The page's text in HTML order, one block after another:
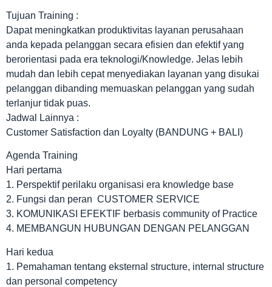
Tujuan Training :
Dapat meningkatkan produktivitas layanan perusahaan
anda kepada pelanggan secara efisien dan efektif yang
berorientasi pada era teknologi/Knowledge. Jelas lebih
mudah dan lebih cepat menyediakan layanan yang disukai
pelanggan dibanding memuaskan pelanggan yang sudah
terlanjur tidak puas.
Jadwal Lainnya :
Customer Satisfaction dan Loyalty (BANDUNG + BALI)
Agenda Training
Hari pertama
1. Perspektif perilaku organisasi era knowledge base
2. Fungsi dan peran CUSTOMER SERVICE
3. KOMUNIKASI EFEKTIF berbasis community of Practice
4. MEMBANGUN HUBUNGAN DENGAN PELANGGAN
Hari kedua
1. Pemahaman tentang eksternal structure, internal structure
dan personal competency